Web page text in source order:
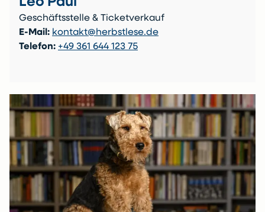
Geschäftsstelle & Ticketverkauf
E-Mail: kontakt@herbstlese.de
Telefon: +49 361 644 123 75